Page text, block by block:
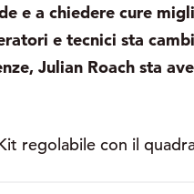
e a chiedere cure
e tecnici sta
Julian Roach sta
regolabile con il